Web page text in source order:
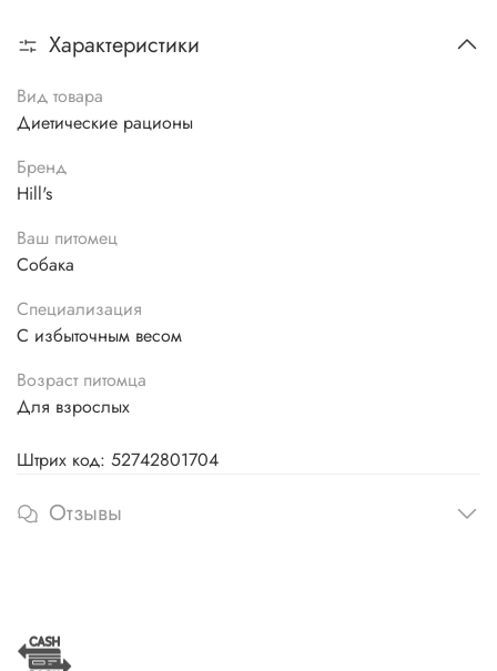
Характеристики
Вид товара
Диетические рационы
Бренд
Hill's
Ваш питомец
Собака
Специализация
С избыточным весом
Возраст питомца
Для взрослых
Штрих код: 52742801704
Отзывы